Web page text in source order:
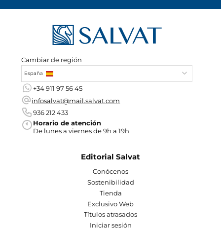
Cambiar de región
España
+34 911 97 56 45
infosalvat@mail.salvat.com
936 212 433
Horario de atención
De lunes a viernes de 9h a 19h
Editorial Salvat
Conócenos
Sostenibilidad
Tienda
Exclusivo Web
Títulos atrasados
Iniciar sesión